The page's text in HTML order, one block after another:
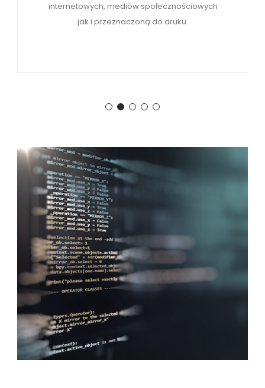
internetowych, mediów społecznościowych
jak i przeznaczoną do druku.